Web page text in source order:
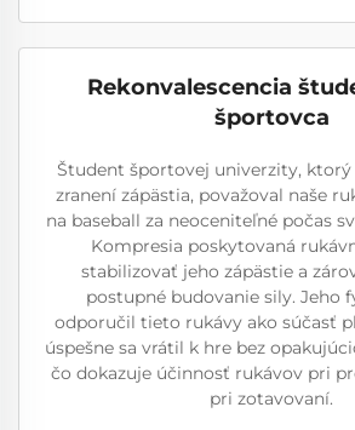
Rekonvalescencia
športovca
Študent športovej univerzity, ktorý
zranení zápästia, považoval naše
na baseball za neoceniteľné počas
Kompresia poskytovaná
stabilizovať jeho zápästie a
postupné budovanie sily. Jeho
odporučil tieto rukávy ako súčasť
úspešne sa vrátil k hre bez
čo dokazuje účinnosť rukávov pri
pri zotavovaní.